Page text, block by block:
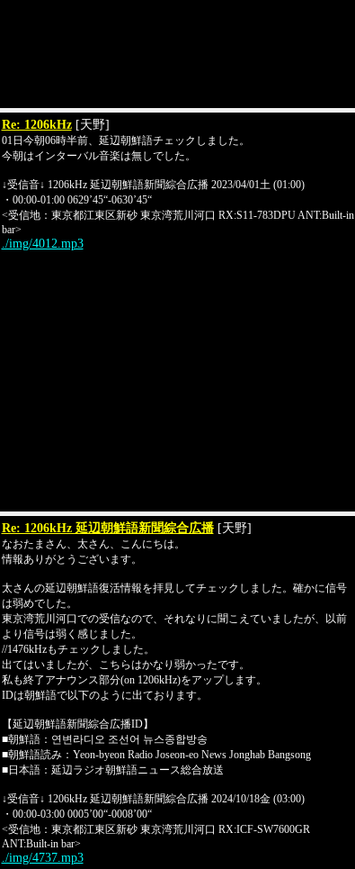
Re: 1206kHz [天野]
01日今朝06時半前、延辺朝鮮語チェックしました。
今朝はインターバル音楽は無しでした。
↓受信音↓ 1206kHz 延辺朝鮮語新聞綜合広播 2023/04/01土 (01:00)
・00:00-01:00 0629’45“-0630’45“
<受信地：東京都江東区新砂 東京湾荒川河口 RX:S11-783DPU ANT:Built-in
bar>
./img/4012.mp3
Re: 1206kHz 延辺朝鮮語新聞綜合広播 [天野]
なおたまさん、太さん、こんにちは。
情報ありがとうございます。
太さんの延辺朝鮮語復活情報を拝見してチェックしました。確かに信号
は弱めでした。
東京湾荒川河口での受信なので、それなりに聞こえていましたが、以前
より信号は弱く感じました。
//1476kHzもチェックしました。
出てはいましたが、こちらはかなり弱かったです。
私も終了アナウンス部分(on 1206kHz)をアップします。
IDは朝鮮語で以下のように出ております。
【延辺朝鮮語新聞綜合広播ID】
■朝鮮語：연변라디오 조선어 뉴스종합방송
■朝鮮語読み：Yeon-byeon Radio Joseon-eo News Jonghab Bangsong
■日本語：延辺ラジオ朝鮮語ニュース総合放送
↓受信音↓ 1206kHz 延辺朝鮮語新聞綜合広播 2024/10/18金 (03:00)
・00:00-03:00 0005’00“-0008’00“
<受信地：東京都江東区新砂 東京湾荒川河口 RX:ICF-SW7600GR
ANT:Built-in bar>
./img/4737.mp3